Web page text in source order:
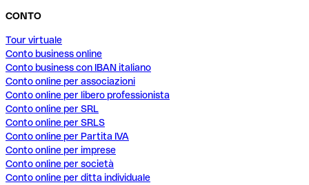
CONTO
Tour virtuale
Conto business online
Conto business con IBAN italiano
Conto online per associazioni
Conto online per libero professionista
Conto online per SRL
Conto online per SRLS
Conto online per Partita IVA
Conto online per imprese
Conto online per società
Conto online per ditta individuale